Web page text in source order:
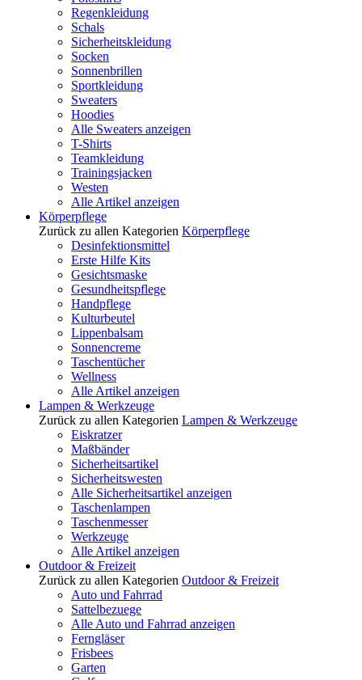
Regenkleidung
Schals
Sicherheitskleidung
Socken
Sonnenbrillen
Sportkleidung
Sweaters
Hoodies
Alle Sweaters anzeigen
T-Shirts
Teamkleidung
Trainingsjacken
Westen
Alle Artikel anzeigen
Körperpflege
Zurück zu allen Kategorien Körperpflege
Desinfektionsmittel
Erste Hilfe Kits
Gesichtsmaske
Gesundheitspflege
Handpflege
Kulturbeutel
Lippenbalsam
Sonnencreme
Taschentücher
Wellness
Alle Artikel anzeigen
Lampen & Werkzeuge
Zurück zu allen Kategorien Lampen & Werkzeuge
Eiskratzer
Maßbänder
Sicherheitsartikel
Sicherheitswesten
Alle Sicherheitsartikel anzeigen
Taschenlampen
Taschenmesser
Werkzeuge
Alle Artikel anzeigen
Outdoor & Freizeit
Zurück zu allen Kategorien Outdoor & Freizeit
Auto und Fahrrad
Sattelbezuege
Alle Auto und Fahrrad anzeigen
Ferngläser
Frisbees
Garten